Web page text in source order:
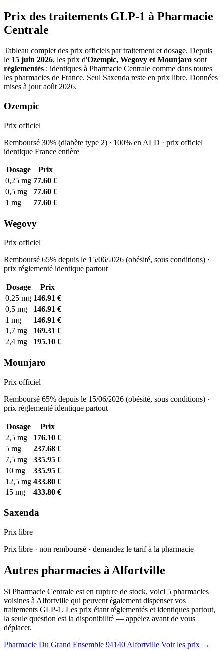
Prix des traitements GLP-1 à Pharmacie
Centrale
Tableau complet des prix officiels par traitement et dosage. Depuis
le 15 juin 2026, les prix d'Ozempic, Wegovy et Mounjaro sont
réglementés : identiques à Pharmacie Centrale comme dans toutes
les pharmacies de France. Seul Saxenda reste en prix libre. Données
mises à jour août 2026.
Ozempic
Prix officiel
Remboursé 30% (diabète type 2) · 100% en ALD · prix officiel
identique France entière
Dosage
Prix
0,25 mg 77.60 €
0,5 mg
77.60 €
1 mg
77.60 €
Wegovy
Prix officiel
Remboursé 65% depuis le 15/06/2026 (obésité, sous conditions) ·
prix réglementé identique partout
Dosage
Prix
0,25 mg 146.91 €
0,5 mg
146.91 €
1 mg
146.91 €
1,7 mg
169.31 €
2,4 mg
195.10 €
Mounjaro
Prix officiel
Remboursé 65% depuis le 15/06/2026 (obésité, sous conditions) ·
prix réglementé identique partout
Dosage
Prix
2,5 mg
176.10 €
5 mg
237.68 €
7,5 mg
335.95 €
10 mg
335.95 €
12,5 mg 433.80 €
15 mg
433.80 €
Saxenda
Prix libre
Prix libre · non remboursé · demandez le tarif à la pharmacie
Autres pharmacies à Alfortville
Si Pharmacie Centrale est en rupture de stock, voici 5 pharmacies
voisines à Alfortville qui peuvent également dispenser vos
traitements GLP-1. Les prix étant réglementés et identiques partout,
la seule question est la disponibilité — appelez avant de vous
déplacer.
Pharmacie Du Grand Ensemble 94140 Alfortville Voir les prix →